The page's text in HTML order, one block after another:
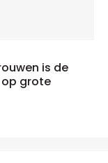
is de
grote